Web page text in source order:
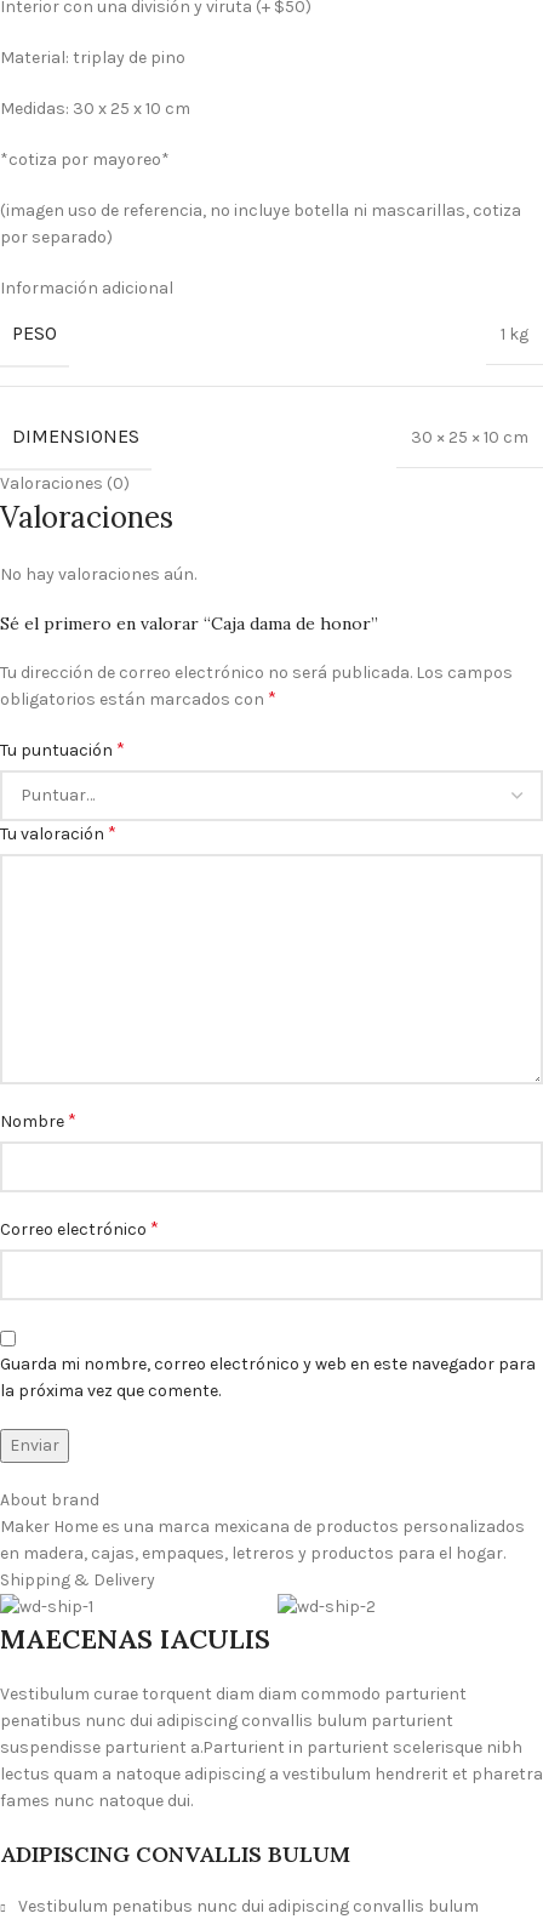
Interior con una división y viruta (+ $50)
Material: triplay de pino
Medidas: 30 x 25 x 10 cm
*cotiza por mayoreo*
(imagen uso de referencia, no incluye botella ni mascarillas, cotiza
por separado)
Información adicional
PESO 1 kg
DIMENSIONES 30 × 25 × 10 cm
Valoraciones (0)
Valoraciones
No hay valoraciones aún.
Sé el primero en valorar “Caja dama de honor”
Tu dirección de correo electrónico no será publicada. Los campos
obligatorios están marcados con *
Tu puntuación *
Tu valoración *
Nombre *
Correo electrónico *
Guarda mi nombre, correo electrónico y web en este navegador para
la próxima vez que comente.
About brand
Maker Home es una marca mexicana de productos personalizados
en madera, cajas, empaques, letreros y productos para el hogar.
Shipping & Delivery
MAECENAS IACULIS
Vestibulum curae torquent diam diam commodo parturient
penatibus nunc dui adipiscing convallis bulum parturient
suspendisse parturient a.Parturient in parturient scelerisque nibh
lectus quam a natoque adipiscing a vestibulum hendrerit et pharetra
fames nunc natoque dui.
ADIPISCING CONVALLIS BULUM
Vestibulum penatibus nunc dui adipiscing convallis bulum